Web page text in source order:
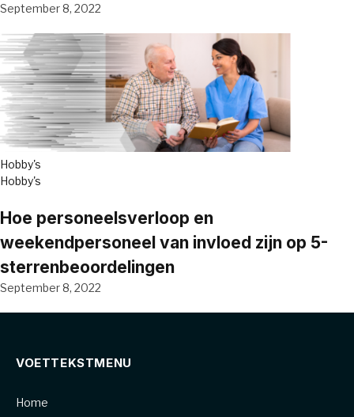
September 8, 2022
Hobby's
Hobby's
Hoe personeelsverloop en
weekendpersoneel van invloed zijn op 5-
sterrenbeoordelingen
September 8, 2022
VOETTEKSTMENU
Home